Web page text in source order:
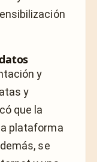
y
y
que la
plataforma
se